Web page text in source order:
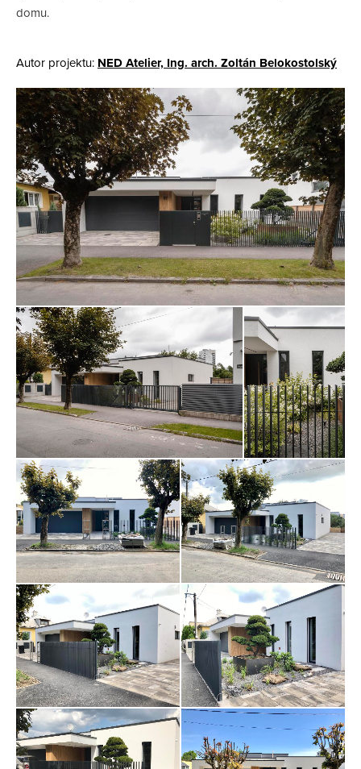
domu.
Autor projektu: NED Atelier, Ing. arch. Zoltán Belokostolský